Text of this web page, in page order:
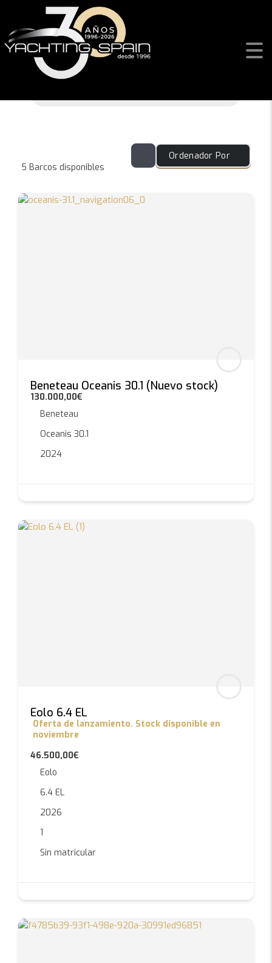
5 Barcos disponibles
Ordenador Por
Beneteau Oceanis 30.1 (Nuevo stock)
130.000,00€
Beneteau
Oceanis 30.1
2024
Eolo 6.4 EL
Oferta de lanzamiento. Stock disponible en
noviembre
46.500,00€
Eolo
6.4 EL
2026
1
Sin matricular